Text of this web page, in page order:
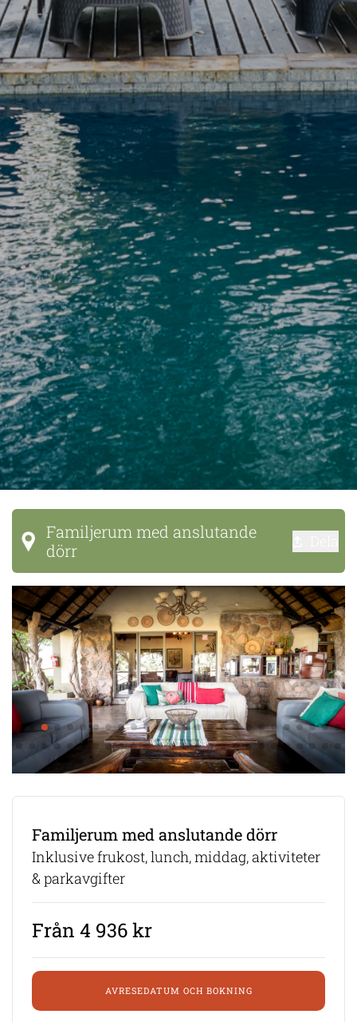
Familjerum med anslutande
dörr
Familjerum med anslutande dörr
Inklusive frukost, lunch, middag, aktiviteter
& parkavgifter
Från 4 936 kr
AVRESEDATUM OCH BOKNING